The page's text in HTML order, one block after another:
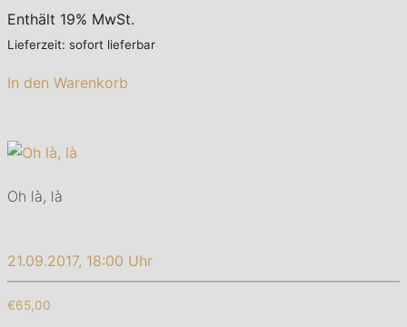
Enthält 19% MwSt.
Lieferzeit: sofort lieferbar
In den Warenkorb
Oh là, là
21.09.2017, 18:00 Uhr
€65,00